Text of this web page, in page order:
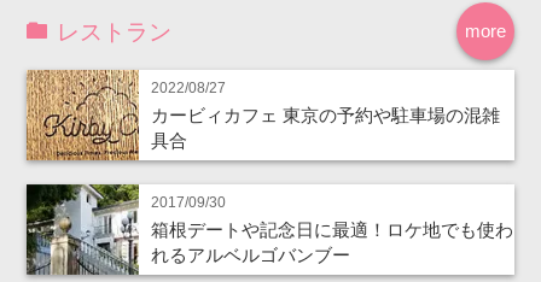
more
レストラン
2022/08/27
カービィカフェ 東京の予約や駐車場の混雑
具合
2017/09/30
箱根デートや記念日に最適！ロケ地でも使わ
れるアルベルゴバンブー